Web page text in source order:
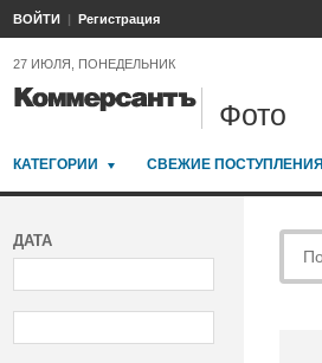
ВОЙТИ Регистрация
27 ИЮЛЯ, ПОНЕДЕЛЬНИК
Фото
КАТЕГОРИИ СВЕЖИЕ ПОСТУПЛЕНИЯ
ДАТА